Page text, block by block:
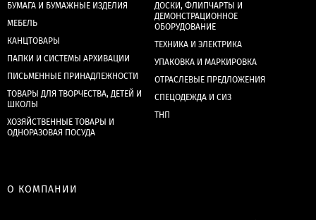
БУМАГА И БУМАЖНЫЕ ИЗДЕЛИЯ
МЕБЕЛЬ
КАНЦТОВАРЫ
ПАПКИ И СИСТЕМЫ АРХИВАЦИИ
ПИСЬМЕННЫЕ ПРИНАДЛЕЖНОСТИ
ТОВАРЫ ДЛЯ ТВОРЧЕСТВА, ДЕТЕЙ И
ШКОЛЫ
ХОЗЯЙСТВЕННЫЕ ТОВАРЫ И
ОДНОРАЗОВАЯ ПОСУДА
ДОСКИ, ФЛИПЧАРТЫ И
ДЕМОНСТРАЦИОННОЕ
ОБОРУДОВАНИЕ
ТЕХНИКА И ЭЛЕКТРИКА
УПАКОВКА И МАРКИРОВКА
ОТРАСЛЕВЫЕ ПРЕДЛОЖЕНИЯ
СПЕЦОДЕЖДА И СИЗ
ТНП
О КОМПАНИИ